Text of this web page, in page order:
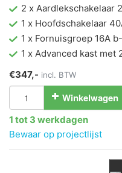
2 x Aardlekschakelaar
1 x Hoofdschakelaar
1 x Fornuisgroep 16A
1 x Advanced kast
€347,- incl. BTW
Winkelwagen
1 tot 3 werkdagen
Bewaar op projectlijst